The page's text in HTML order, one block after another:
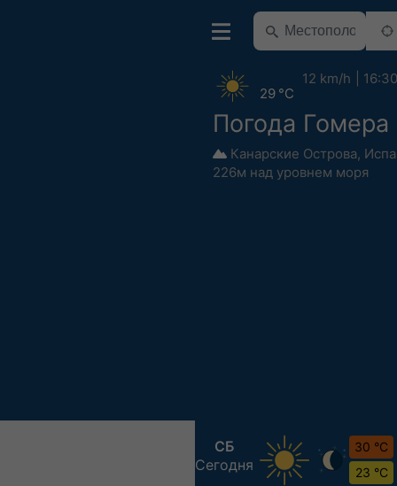
Погода Гомера
Канарские Острова,
226м над уровнем моря
29 °C
12 km/h 16:30
СБ
Сегодня
30 °C
23 °C